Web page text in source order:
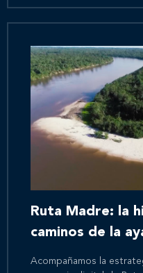
Ruta Madre: la
caminos de la
Acompañamos la